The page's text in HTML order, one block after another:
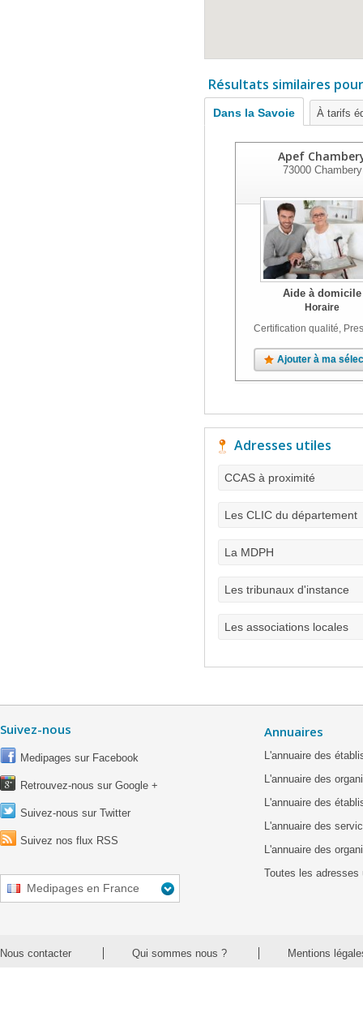
Résultats similaires
Dans la Savoie À tarifs
Apef
73000Chambery
Aide à domicile
Horaire
Certification qualité,
Ajouter à ma
Adresses utiles
CCAS à proximité
Les CLIC du département
La MDPH
Les tribunaux d'instance
Les associations locales
Suivez-nous
Medipages sur Facebook
Retrouvez-nous sur Google +
Suivez-nous sur Twitter
Suivez nos flux RSS
Medipages en France
Annuaires
L'annuaire des
L'annuaire des
L'annuaire des
L'annuaire des
L'annuaire des
Toutes les adresses
Nous contacter Qui sommes nous ? Mentions